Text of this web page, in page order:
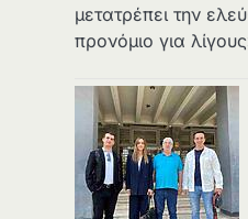
μετατρέπει την
προνόμιο για